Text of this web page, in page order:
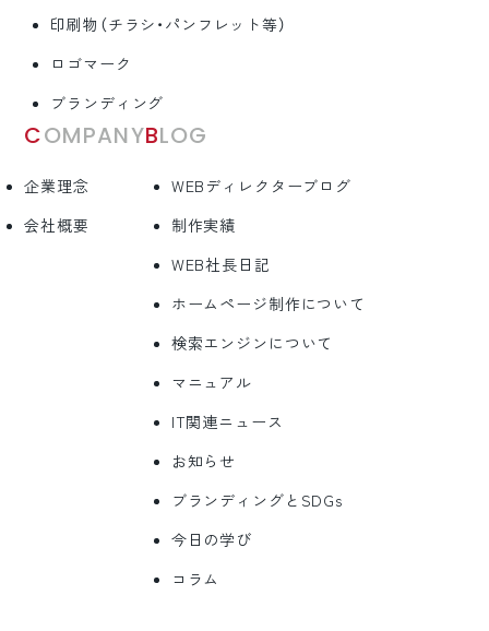
印刷物（チラシ・パンフレット等）
ロゴマーク
ブランディング
COMPANY
企業理念
会社概要
BLOG
WEBディレクターブログ
制作実績
WEB社長日記
ホームページ制作について
検索エンジンについて
マニュアル
IT関連ニュース
お知らせ
ブランディングとSDGs
今日の学び
コラム